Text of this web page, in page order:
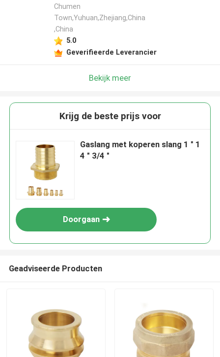
Chumen
Town,Yuhuan,Zhejiang,China
,China
5.0
Geverifieerde Leverancier
Bekijk meer
Krijg de beste prijs voor
Gaslang met koperen slang 1 " 1
4 " 3/4 "
Doorgaan
Geadviseerde Producten